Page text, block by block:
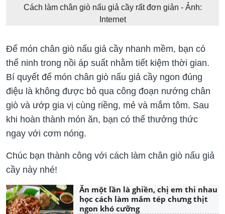
Cách làm chân giò nấu giả cầy rất đơn giản - Ảnh:
Internet
Để món chân giò nấu giả cầy nhanh mềm, bạn có
thể ninh trong nồi áp suất nhằm tiết kiệm thời gian.
Bí quyết để món chân giò nấu giả cầy ngon đúng
điệu là không được bỏ qua công đoạn nướng chân
giò và ướp gia vị cùng riềng, mẻ và mắm tôm. Sau
khi hoàn thành món ăn, bạn có thể thưởng thức
ngay với cơm nóng.
Chúc bạn thành công với cách làm chân giò nấu giả
cầy này nhé!
Ăn một lần là ghiền, chị em thi nhau
học cách làm mắm tép chưng thịt
ngon khó cưỡng